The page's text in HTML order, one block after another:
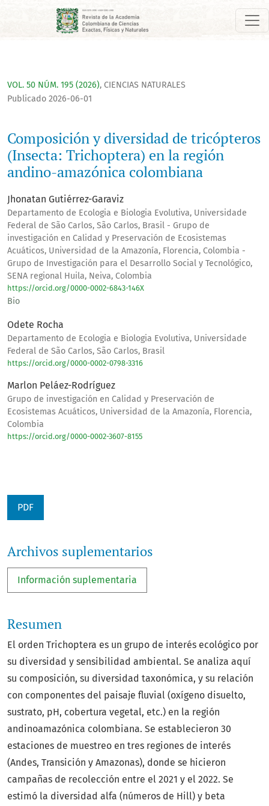
Composición y diversidad de tricópteros (Insecta:
VOL. 50 NÚM. 195 (2026), CIENCIAS NATURALES
Composición y diversidad de tricópteros
(Insecta: Trichoptera) en la región
andino-amazónica colombiana
Publicado 2026-06-01
Jhonatan Gutiérrez-Garaviz
Departamento de Ecologia e Biologia Evolutiva, Universidade
Federal de São Carlos, São Carlos, Brasil - Grupo de
investigación en Calidad y Preservación de Ecosistemas
Acuáticos, Universidad de la Amazonía, Florencia, Colombia -
Grupo de Investigación para el Desarrollo Social y Tecnológico,
SENA regional Huila, Neiva, Colombia
https://orcid.org/0000-0002-6843-146X
Bio
Odete Rocha
Departamento de Ecologia e Biologia Evolutiva, Universidade
Federal de São Carlos, São Carlos, Brasil
https://orcid.org/0000-0002-0798-3316
Marlon Peláez-Rodríguez
Grupo de investigación en Calidad y Preservación de
Ecosistemas Acuáticos, Universidad de la Amazonía, Florencia,
Colombia
https://orcid.org/0000-0002-3607-8155
PDF
Archivos suplementarios
Información suplementaria
Resumen
El orden Trichoptera es un grupo de interés ecológico por
su diversidad y sensibilidad ambiental. Se analiza aquí
su composición, su diversidad taxonómica, y su relación
con componentes del paisaje fluvial (oxígeno disuelto,
sustrato, pH, cobertura vegetal, etc.) en la región
andinoamazónica colombiana. Se establecieron 30
estaciones de muestreo en tres regiones de interés
(Andes, Transición y Amazonas), donde se hicieron
campañas de recolección entre el 2021 y el 2022. Se
estimó la diversidad alfa (números de Hill) y beta